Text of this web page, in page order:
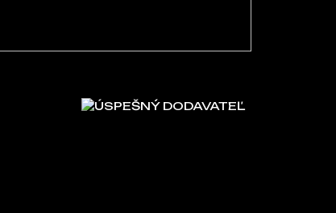
ÚSPEŠNÝ DODAVATEĽ